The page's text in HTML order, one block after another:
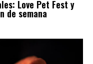
Love Pet Fest y
de semana